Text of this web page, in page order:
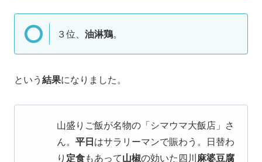
３位、 油淋鶏。
という結果になりました。
山盛りご飯が名物の「シマウマ大飯店」さ
ん。 平日はサラリーマンで賑わう。日替わ
り 定食もあって山椒の効いた四川麻婆豆腐